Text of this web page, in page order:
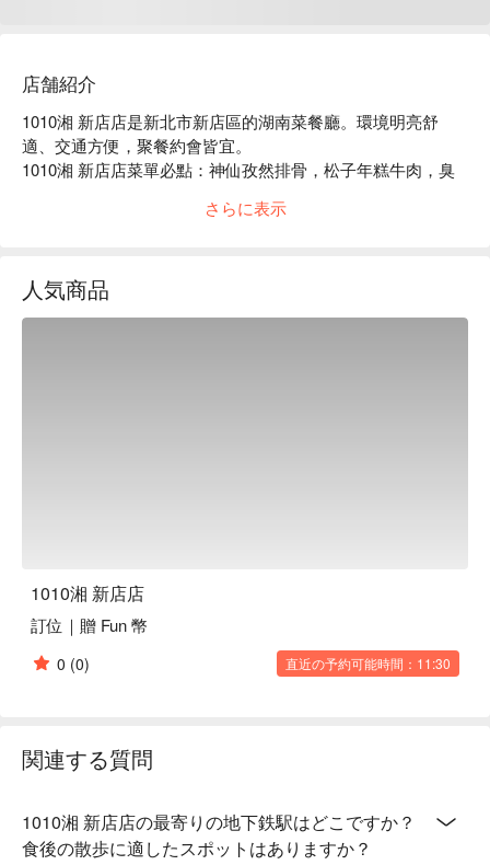
店舗紹介
1010湘 新店店是新北市新店區的湖南菜餐廳。環境明亮舒
適、交通方便，聚餐約會皆宜。
1010湘 新店店菜單必點：神仙孜然排骨，松子年糕牛肉，臭
1010湘 新店店推薦：餐點選擇豐富，價格親民，服務穩定。
さらに表示
人気商品
1010湘 新店店
訂位｜贈 Fun 幣
0 (0) 直近の予約可能時間：11:30
関連する質問
1010湘 新店店の最寄りの地下鉄駅はどこですか？
食後の散歩に適したスポットはありますか？